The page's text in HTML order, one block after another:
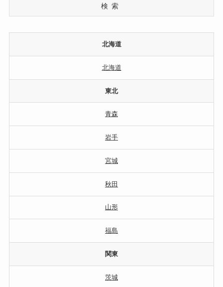
検索
北海道
北海道
東北
青森
岩手
宮城
秋田
山形
福島
関東
茨城